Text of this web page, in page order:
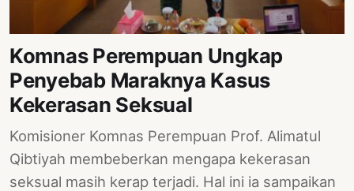
Komnas Perempuan Ungkap
Penyebab Maraknya Kasus
Kekerasan Seksual
Komisioner Komnas Perempuan Prof. Alimatul
Qibtiyah membeberkan mengapa kekerasan
seksual masih kerap terjadi. Hal ini ia sampaikan